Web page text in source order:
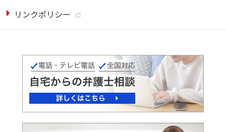
リンクポリシー